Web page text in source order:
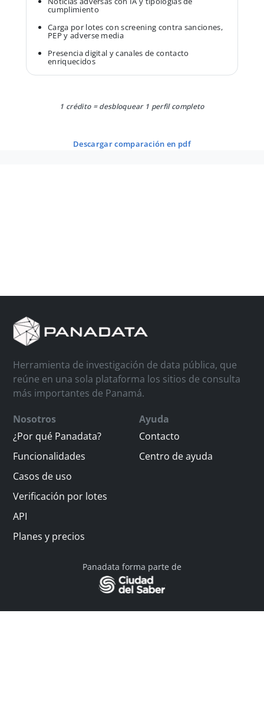
cumplimiento
Carga por lotes con screening contra sanciones,
PEP y adverse media
Presencia digital y canales de contacto
enriquecidos
1 crédito = desbloquear 1 perfil completo
descargar comparación en pdf
Herramienta de investigación de data pública, que
reúne en una sola plataforma los sitios de consulta
más importantes de Panamá.
Nosotros
¿Por qué Panadata?
Funcionalidades
Casos de uso
Verificación por lotes
API
Planes y precios
Ayuda
Contacto
Centro de ayuda
Panadata forma parte de